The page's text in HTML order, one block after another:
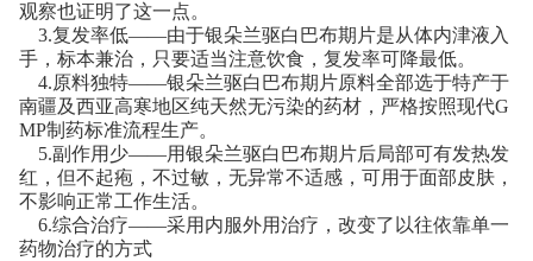
观察也证明了这一点。
3.复发率低——由于银朵兰驱白巴布期片是从体内津液入
手，标本兼治，只要适当注意饮食，复发率可降最低。
4.原料独特——银朵兰驱白巴布期片原料全部选于特产于
南疆及西亚高寒地区纯天然无污染的药材，严格按照现代G
MP制药标准流程生产。
5.副作用少——用银朵兰驱白巴布期片后局部可有发热发
红，但不起疱，不过敏，无异常不适感，可用于面部皮肤，
不影响正常工作生活。
6.综合治疗——采用内服外用治疗，改变了以往依靠单一
药物治疗的方式